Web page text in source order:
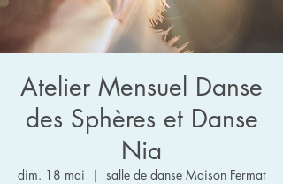
Atelier Mensuel Danse
des Sphères et Danse
Nia
dim. 18 mai
  |
salle de danse Maison Fermat